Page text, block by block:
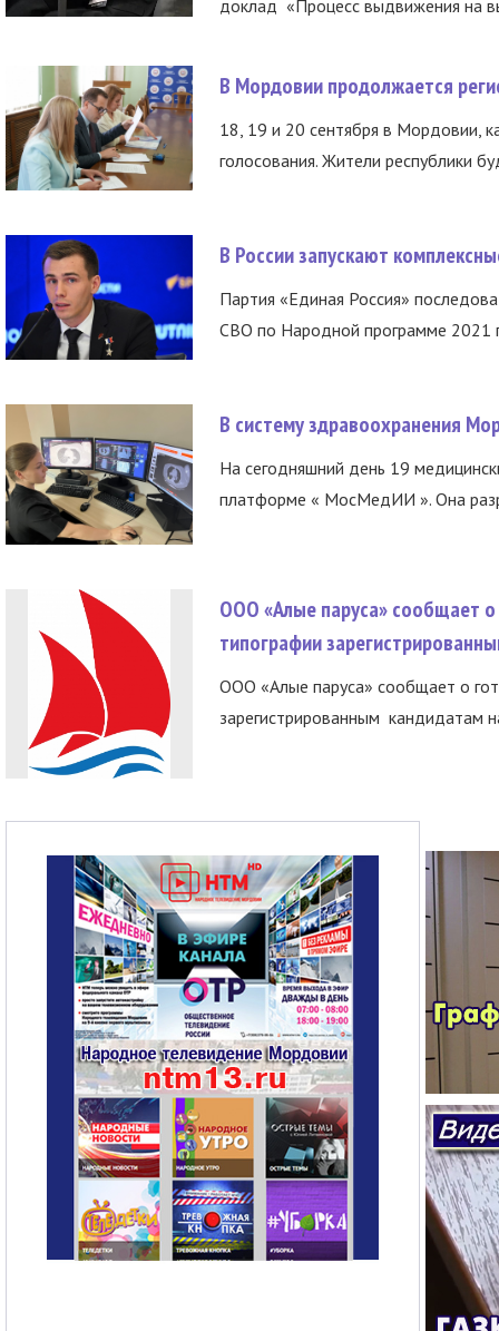
доклад «Процесс выдвижения на
В Мордовии продолжается
18, 19 и 20 сентября в Мордовии,
голосования. Жители республики
В России запускают
Партия «Единая Россия»
СВО по Народной программе 2021
В систему здравоохранения
На сегодняшний день 19
платформе « МосМедИИ ». Она
ООО «Алые паруса» сообщает о
типографии
ООО «Алые паруса» сообщает о
зарегистрированным кандидатам